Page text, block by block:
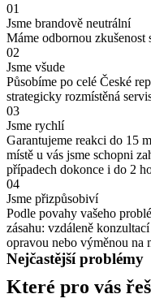
01
Jsme brandově neutrální
Máme odbornou
02
Jsme všude
Působíme po celé České
strategicky rozmístěná
03
Jsme rychlí
Garantujeme reakci do 15
místě u vás jsme schopni
případech dokonce i do 2
04
Jsme přizpůsobiví
Podle povahy vašeho
zásahu: vzdáleně
opravou nebo výměnou na
Nejčastější problémy
Které pro vás